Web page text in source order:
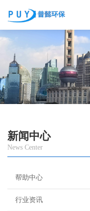
新闻中心
News Center
帮助中心
行业资讯